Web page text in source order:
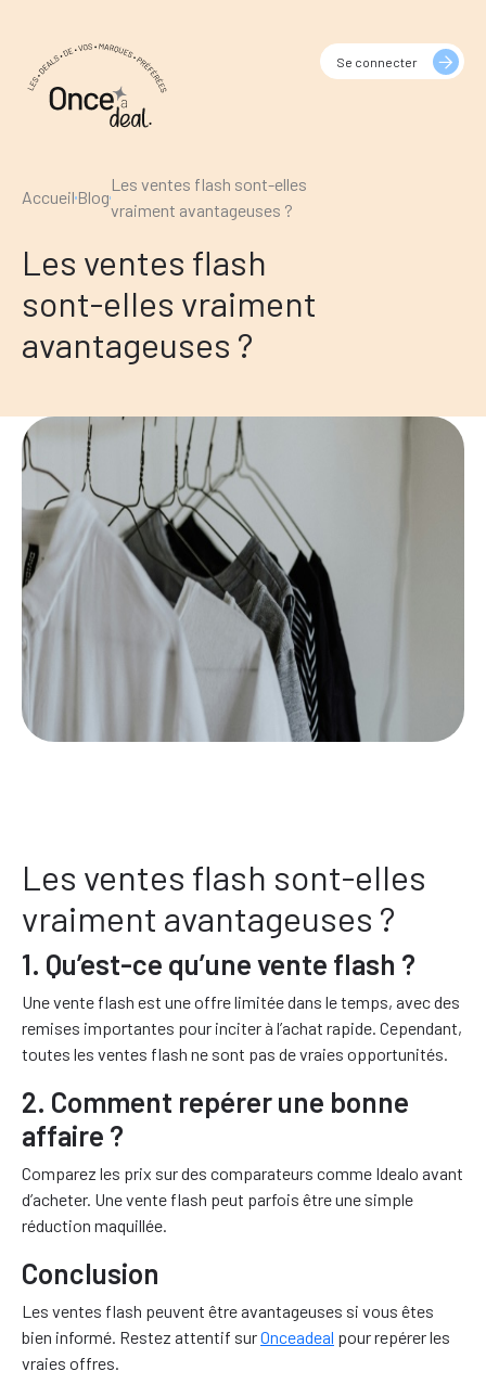
AccueilBlog
Les ventes flash sont-elles
vraiment avantageuses ?
Les ventes flash
sont-elles vraiment
avantageuses ?
Se connecter
Les ventes flash sont-elles
vraiment avantageuses ?
1. Qu’est-ce qu’une vente flash ?
Une vente flash est une offre limitée dans le temps, avec des
remises importantes pour inciter à l’achat rapide. Cependant,
toutes les ventes flash ne sont pas de vraies opportunités.
2. Comment repérer une bonne
affaire ?
Comparez les prix sur des comparateurs comme Idealo avant
d’acheter. Une vente flash peut parfois être une simple
réduction maquillée.
Conclusion
Les ventes flash peuvent être avantageuses si vous êtes
bien informé. Restez attentif surOnceadeal pour repérer les
vraies offres.